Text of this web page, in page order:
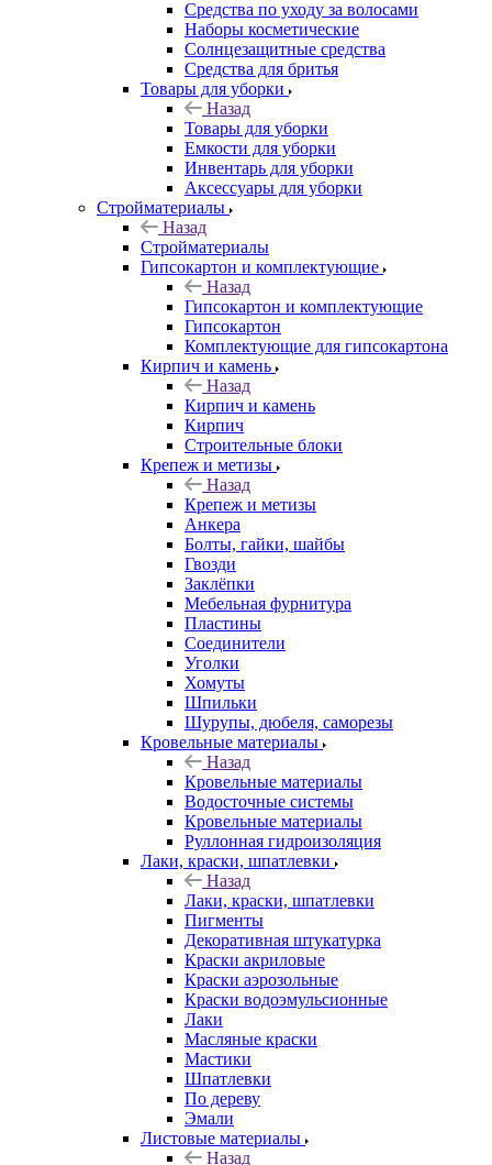
Средства по уходу за волосами
Наборы косметические
Солнцезащитные средства
Средства для бритья
Товары для уборки
Назад
Товары для уборки
Емкости для уборки
Инвентарь для уборки
Аксессуары для уборки
Стройматериалы
Назад
Стройматериалы
Гипсокартон и комплектующие
Назад
Гипсокартон и комплектующие
Гипсокартон
Комплектующие для гипсокартона
Кирпич и камень
Назад
Кирпич и камень
Кирпич
Строительные блоки
Крепеж и метизы
Назад
Крепеж и метизы
Анкера
Болты, гайки, шайбы
Гвозди
Заклёпки
Мебельная фурнитура
Пластины
Соединители
Уголки
Хомуты
Шпильки
Шурупы, дюбеля, саморезы
Кровельные материалы
Назад
Кровельные материалы
Водосточные системы
Кровельные материалы
Руллонная гидроизоляция
Лаки, краски, шпатлевки
Назад
Лаки, краски, шпатлевки
Пигменты
Декоративная штукатурка
Краски акриловые
Краски аэрозольные
Краски водоэмульсионные
Лаки
Масляные краски
Мастики
Шпатлевки
По дереву
Эмали
Листовые материалы
Назад